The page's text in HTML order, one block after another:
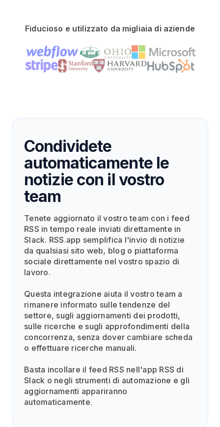
Fiducioso e utilizzato da migliaia di aziende
Condividete
automaticamente le
notizie con il vostro
team
Tenete aggiornato il vostro team con i feed
RSS in tempo reale inviati direttamente in
Slack. RSS.app semplifica l'invio di notizie
da qualsiasi sito web, blog o piattaforma
sociale direttamente nel vostro spazio di
lavoro.
Questa integrazione aiuta il vostro team a
rimanere informato sulle tendenze del
settore, sugli aggiornamenti dei prodotti,
sulle ricerche e sugli approfondimenti della
concorrenza, senza dover cambiare scheda
o effettuare ricerche manuali.
Basta incollare il feed RSS nell'app RSS di
Slack o negli strumenti di automazione e gli
aggiornamenti appariranno
automaticamente.